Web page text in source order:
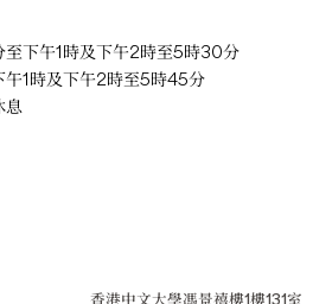
下午1時及下午2時至5時30分
1時及下午2時至5時45分
息
香港中文大學馮景禧樓1樓131室